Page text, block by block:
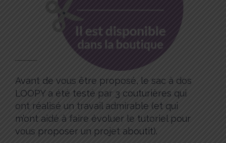
Avant de vous être proposé, le sac à dos
LOOPY a été testé par 3 couturières qui
ont réalisé un travail admirable (et qui
m’ont aidé à faire évoluer le tutoriel pour
vous proposer un projet aboutit).